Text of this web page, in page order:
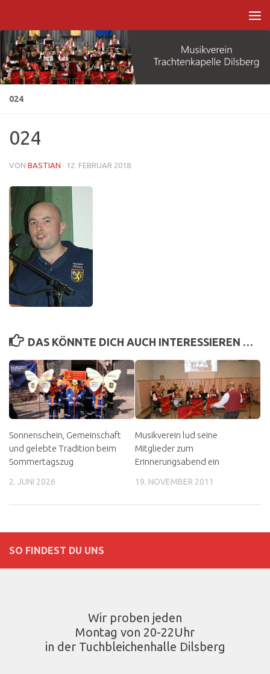
024
024
VON BASTIAN · 12. FEBRUAR 2018
DAS KÖNNTE DICH AUCH INTERESSIEREN …
Sonnenschein, Gemeinschaft
und gelebte Tradition beim
Sommertagszug
2. JUNI 2026
Musikverein lud seine
Mitglieder zum
Erinnerungsabend ein
19. NOVEMBER 2011
SO FINDEST DU UNS
Wir proben jeden
Montag von 20-22Uhr
in der Tuchbleichenhalle Dilsberg